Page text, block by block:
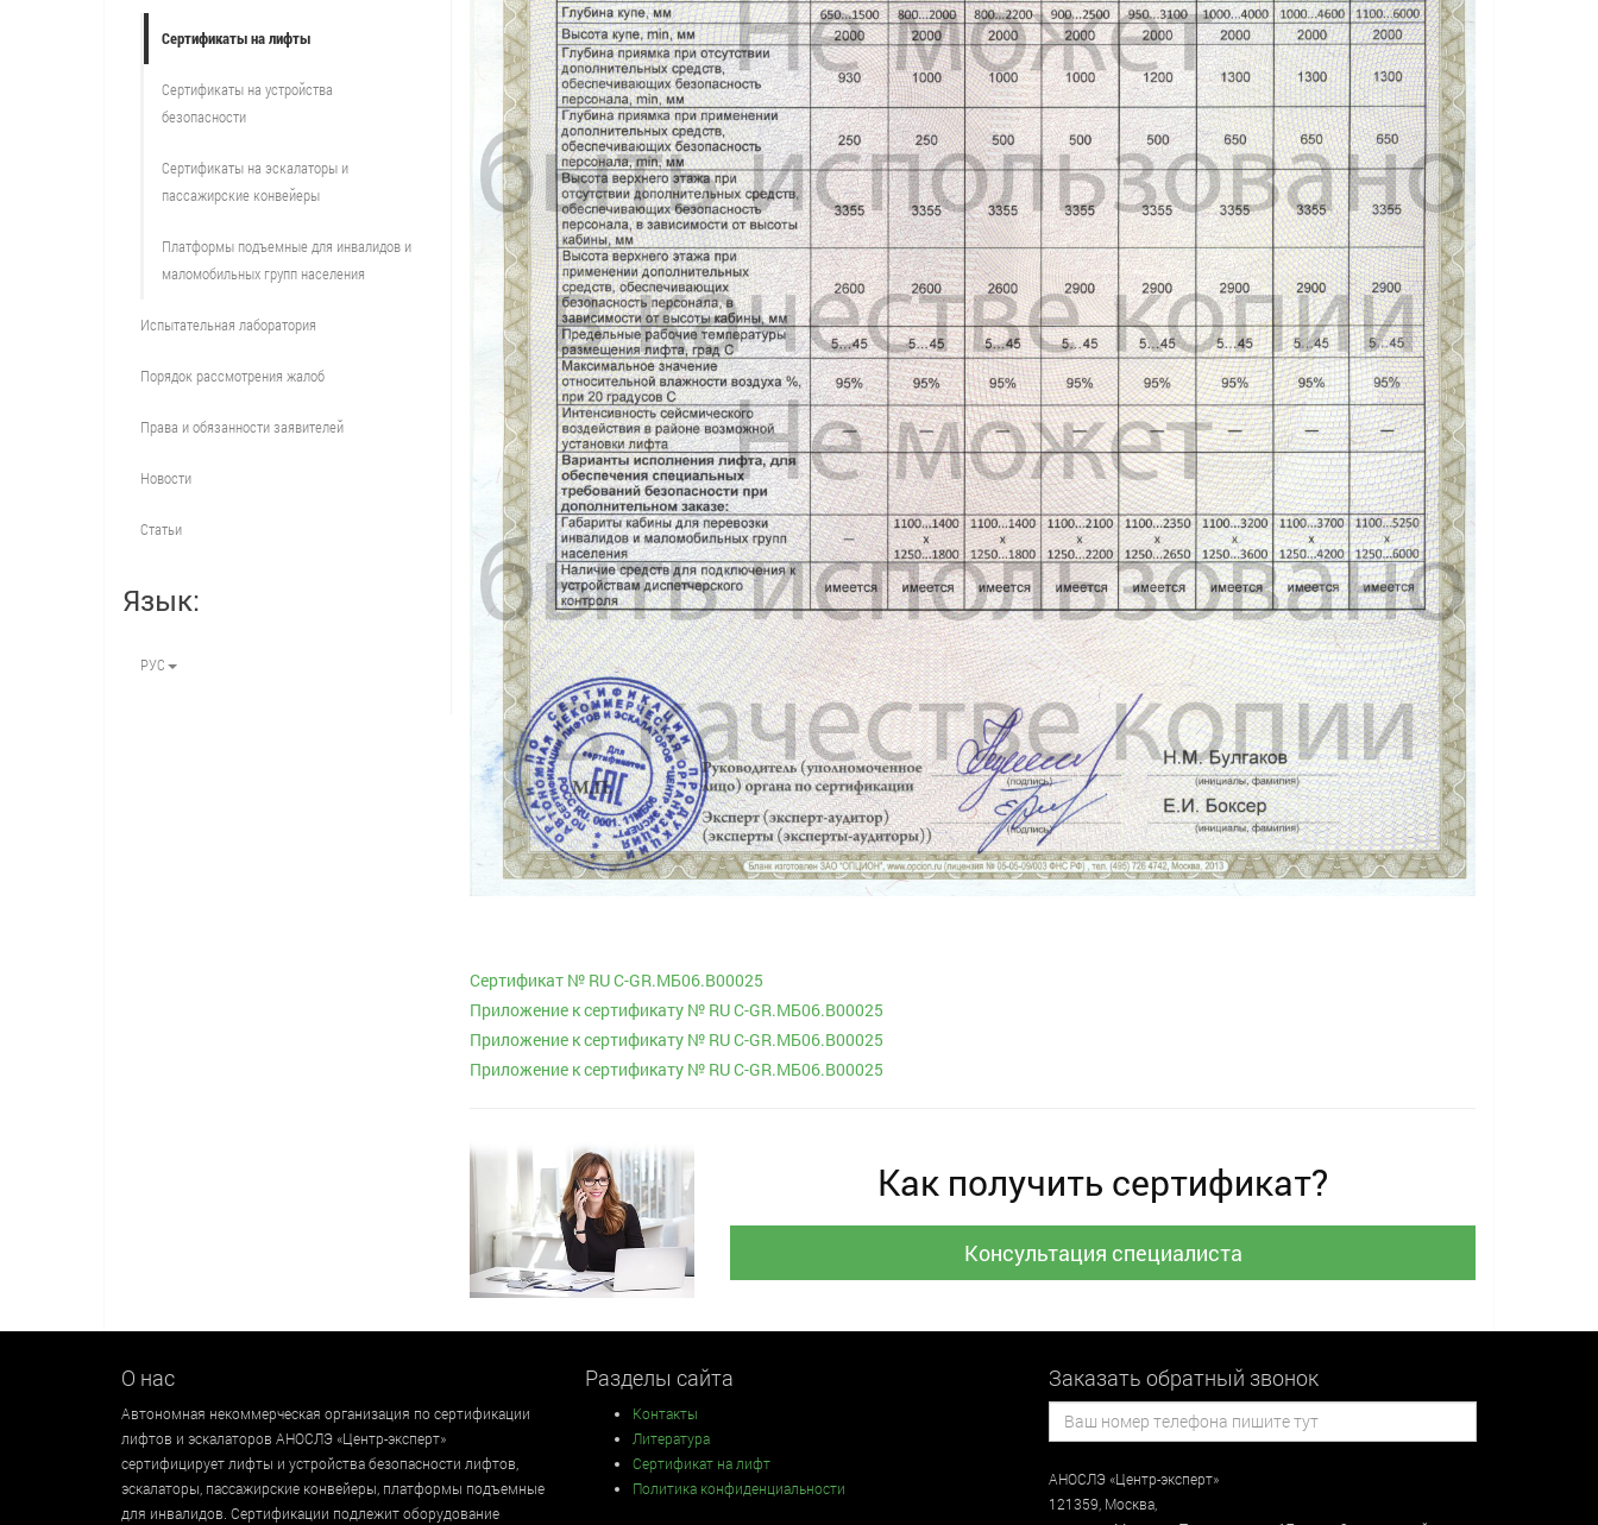
Cертификат № RU С-GR.МБ06.В00025
Приложение к сертификату № RU С-GR.МБ06.В00025
Приложение к сертификату № RU С-GR.МБ06.В00025
Приложение к сертификату № RU С-GR.МБ06.В00025
Как получить сертификат?
Консультация специалиста
Сертификаты на лифты
Сертификаты на устройства
безопасности
Сертификаты на эскалаторы и
пассажирские конвейеры
Платформы подъемные для инвалидов и
маломобильных групп населения
Испытательная лаборатория
Порядок рассмотрения жалоб
Права и обязанности заявителей
Новости
Статьи
Язык:
РУС
О нас
Автономная некоммерческая организация по сертификации
лифтов и эскалаторов АНОСЛЭ «Центр-эксперт»
сертифицирует лифты и устройства безопасности лифтов,
эскалаторы, пассажирские конвейеры, платформы подъемные
для инвалидов. Сертификации подлежит оборудование
Разделы сайта
Контакты
Литература
Сертификат на лифт
Политика конфиденциальности
Заказать обратный звонок
АНОСЛЭ «Центр-эксперт»
121359 Москва